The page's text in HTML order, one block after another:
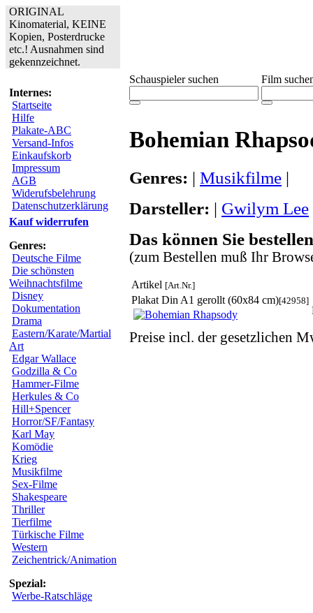
ORIGINAL
Kinomaterial, KEINE
Kopien, Posterdrucke
etc.! Ausnahmen sind
gekennzeichnet.
Internes:
Startseite
Hilfe
Plakate-ABC
Versand-Infos
Einkaufskorb
Impressum
AGB
Widerufsbelehrung
Datenschutzerklärung
Kauf widerrufen
Genres:
Deutsche Filme
Die schönsten
Weihnachtsfilme
Disney
Dokumentation
Drama
Eastern/Karate/Martial
Art
Edgar Wallace
Godzilla & Co
Hammer-Filme
Herkules & Co
Hill+Spencer
Horror/SF/Fantasy
Karl May
Komödie
Krieg
Musikfilme
Sex-Filme
Shakespeare
Thriller
Tierfilme
Türkische Filme
Western
Zeichentrick/Animation
Spezial:
Werbe-Ratschläge
Schauspieler suchen Film
Bohemian
Genres: | Musikfilme |
Darsteller: | Gwilym Lee
Das können Sie
(zum Bestellen muß Ihr
Artikel [Art.Nr.]
Plakat Din A1 gerollt (60x84 cm)[42958]
Preise incl. der gesetzlichen